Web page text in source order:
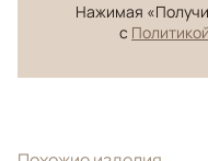
Нажимая
с